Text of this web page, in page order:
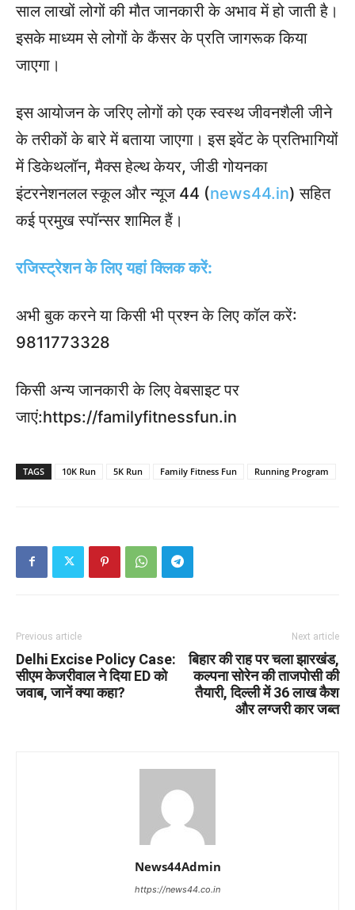
साल लाखों लोगों की मौत जानकारी के अभाव में हो जाती है।
इसके माध्यम से लोगों के कैंसर के प्रति जागरूक किया
जाएगा।
इस आयोजन के जरिए लोगों को एक स्वस्थ जीवनशैली जीने
के तरीकों के बारे में बताया जाएगा। इस इवेंट के प्रतिभागियों
में डिकेथलॉन, मैक्स हेल्थ केयर, जीडी गोयनका
इंटरनेशनलल स्कूल और न्यूज 44 (news44.in) सहित
कई प्रमुख स्पॉन्सर शामिल हैं।
रजिस्ट्रेशन के लिए यहां क्लिक करें:
अभी बुक करने या किसी भी प्रश्न के लिए कॉल करें:
9811773328
किसी अन्य जानकारी के लिए वेबसाइट पर
जाएं:https://familyfitnessfun.in
TAGS 10K Run 5K Run Family Fitness Fun Running Program
Previous article
Delhi Excise Policy Case:
सीएम केजरीवाल ने दिया ED को
जवाब, जानें क्या कहा?
Next article
बिहार की राह पर चला झारखंड,
कल्पना सोरेन की ताजपोसी की
तैयारी, दिल्ली में 36 लाख कैश
और लग्जरी कार जब्त
News44Admin
https://news44.co.in